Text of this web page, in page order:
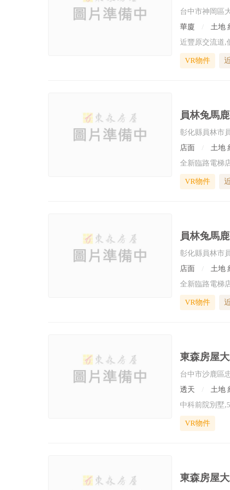
台中市神岡區
華廈
土地
近豐原交流道,
VR物件
員林兔馬
彰化縣員林市
店面
土地
VR物件
員林兔馬
彰化縣員林市
店面
土地
VR物件
東森房屋
台中市沙鹿區
透天
土地
中科前院別墅
VR物件
東森房屋